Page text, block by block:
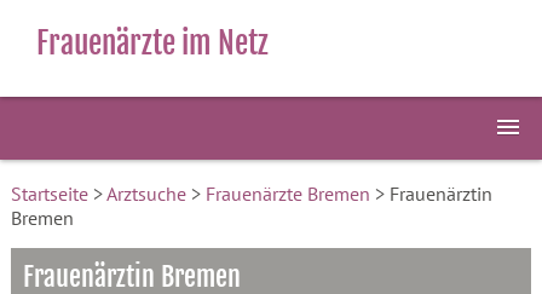
Frauenärzte im Netz
Startseite>Arztsuche> Frauenärzte Bremen > Frauenärztin
Bremen
Frauenärztin Bremen